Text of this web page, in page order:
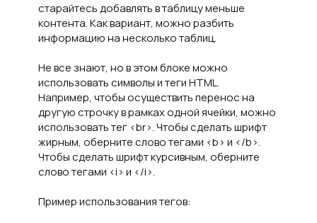
старайтесь добавлять в таблицу меньше
контента. Как вариант, можно разбить
информацию на несколько таблиц.
Не все знают, но в этом блоке можно
использовать символы и теги HTML.
Например, чтобы осуществить перенос на
другую строчку в рамках одной ячейки, можно
использовать тег <br>. Чтобы сделать шрифт
жирным, оберните слово тегами <b> и </b>.
Чтобы сделать шрифт курсивным, оберните
слово тегами <i> и </i>.
Пример использования тегов: